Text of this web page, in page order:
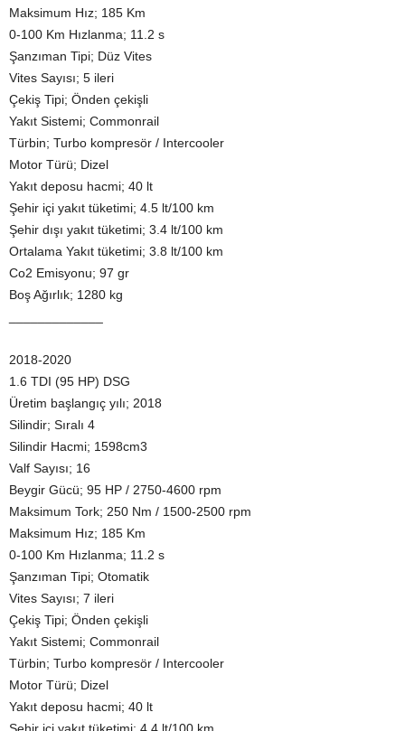
Maksimum Hız; 185 Km
0-100 Km Hızlanma; 11.2 s
Şanzıman Tipi; Düz Vites
Vites Sayısı; 5 ileri
Çekiş Tipi; Önden çekişli
Yakıt Sistemi; Commonrail
Türbin; Turbo kompresör / Intercooler
Motor Türü; Dizel
Yakıt deposu hacmi; 40 lt
Şehir içi yakıt tüketimi; 4.5 lt/100 km
Şehir dışı yakıt tüketimi; 3.4 lt/100 km
Ortalama Yakıt tüketimi; 3.8 lt/100 km
Co2 Emisyonu; 97 gr
Boş Ağırlık; 1280 kg
2018-2020
1.6 TDI (95 HP) DSG
Üretim başlangıç yılı; 2018
Silindir; Sıralı 4
Silindir Hacmi; 1598cm3
Valf Sayısı; 16
Beygir Gücü; 95 HP / 2750-4600 rpm
Maksimum Tork; 250 Nm / 1500-2500 rpm
Maksimum Hız; 185 Km
0-100 Km Hızlanma; 11.2 s
Şanzıman Tipi; Otomatik
Vites Sayısı; 7 ileri
Çekiş Tipi; Önden çekişli
Yakıt Sistemi; Commonrail
Türbin; Turbo kompresör / Intercooler
Motor Türü; Dizel
Yakıt deposu hacmi; 40 lt